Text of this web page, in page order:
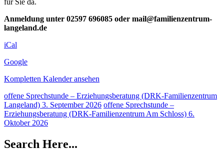
Anmeldung unter 02597 696085 oder mail@familienzentrum-
langeland.de
iCal
Google
Kompletten Kalender ansehen
offene Sprechstunde – Erziehungsberatung (DRK-Familienzentrum
Langeland) 3. September 2026 offene Sprechstunde –
Erziehungsberatung (DRK-Familienzentrum Am Schloss) 6.
Oktober 2026
Search Here...